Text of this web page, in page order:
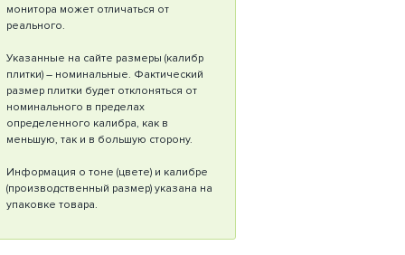
монитора может отличаться от
реального.
Указанные на сайте размеры (калибр
плитки) – номинальные. Фактический
размер плитки будет отклоняться от
номинального в пределах
определенного калибра, как в
меньшую, так и в большую сторону.
Информация о тоне (цвете) и калибре
(производственный размер) указана на
упаковке товара.